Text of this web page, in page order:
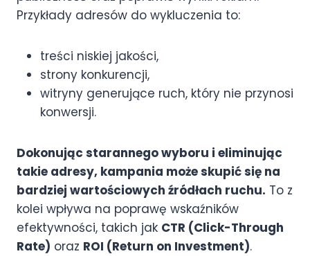
Przykłady adresów do wykluczenia to:
treści niskiej jakości,
strony konkurencji,
witryny generujące ruch, który nie przynosi
konwersji.
Dokonując starannego wyboru i eliminując
takie adresy, kampania może skupić się na
bardziej wartościowych źródłach ruchu. To z
kolei wpływa na poprawę wskaźników
efektywności, takich jak CTR (Click-Through
Rate) oraz ROI (Return on Investment).